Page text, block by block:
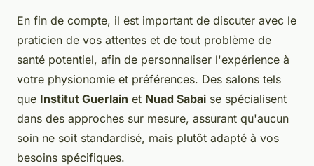
En fin de compte, il est important de discuter avec le
praticien de vos attentes et de tout problème de
santé potentiel, afin de personnaliser l'expérience à
votre physionomie et préférences. Des salons tels
que Institut Guerlain et Nuad Sabai se spécialisent
dans des approches sur mesure, assurant qu'aucun
soin ne soit standardisé, mais plutôt adapté à vos
besoins spécifiques.